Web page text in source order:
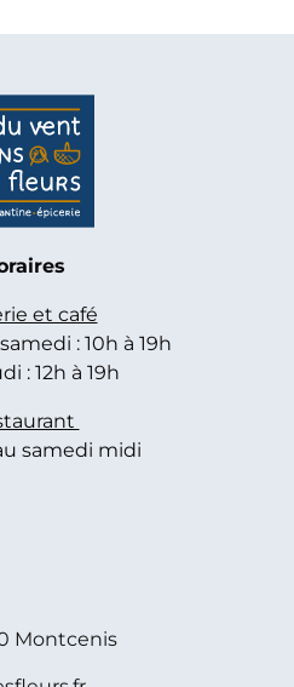
et café
: 10h à 19h
: 12h à 19h
samedi midi
Montcenis